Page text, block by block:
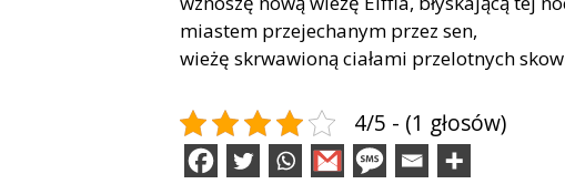
miastem przejechanym przez sen,
wieżę skrwawioną ciałami przelotnych
4/5 - (1 głosów)